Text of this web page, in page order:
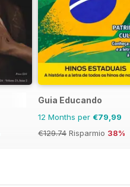
Guia Educando
12 Months per €79,99
€129.74 Risparmio 38%